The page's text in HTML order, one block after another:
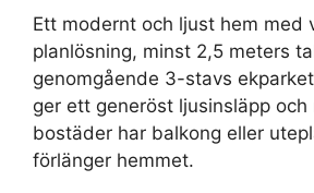
Ett modernt och ljust hem med
planlösning, minst 2,5 meters
genomgående 3-stavs
ger ett generöst ljusinsläpp och
bostäder har balkong eller
förlänger hemmet.